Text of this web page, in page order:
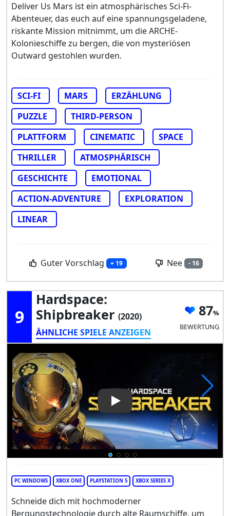
Deliver Us Mars ist ein atmosphärisches Sci-Fi-
Abenteuer, das euch auf eine spannungsgeladene,
riskante Mission mitnimmt, um die ARCHE-
Kolonieschiffe zu bergen, die von mysteriösen
Outward gestohlen wurden.
SCI-FI MARS
ERZÄHLUNG
PUZZLE
THIRD-PERSON
PLATTFORM
CINEMATIC
SPACE
THRILLER
ATMOSPHÄRISCH
GESCHICHTE
EMOTIONAL
ACTION-ADVENTURE
EXPLORATION
LINEAR
Guter Vorschlag + 19 Nee - 16
9
Hardspace:
Shipbreaker (2020)
ÄHNLICHE SPIELE ANZEIGEN
87
BEWERTUNG
Play Video: Hardspace:
PC WINDOWS XBOX ONE PLAYSTATION 5 XBOX SERIES X
Schneide dich mit hochmoderner
Bergungstechnologie durch alte Raumschiffe, um